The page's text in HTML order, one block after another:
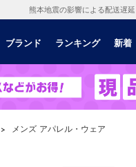
熊本地震の影響による配送遅延
ブランド ランキング 新着
> メンズ アパレル・ウェア